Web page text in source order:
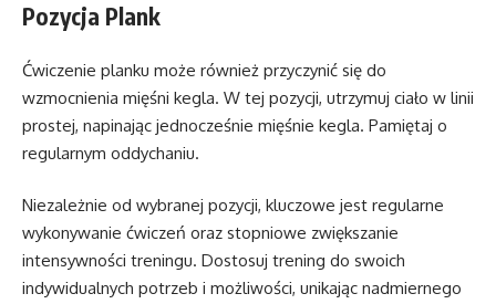
Pozycja Plank
Ćwiczenie planku może również przyczynić się do
wzmocnienia mięśni kegla. W tej pozycji, utrzymuj ciało w linii
prostej, napinając jednocześnie mięśnie kegla. Pamiętaj o
regularnym oddychaniu.
Niezależnie od wybranej pozycji, kluczowe jest regularne
wykonywanie ćwiczeń oraz stopniowe zwiększanie
intensywności treningu. Dostosuj trening do swoich
indywidualnych potrzeb i możliwości, unikając nadmiernego